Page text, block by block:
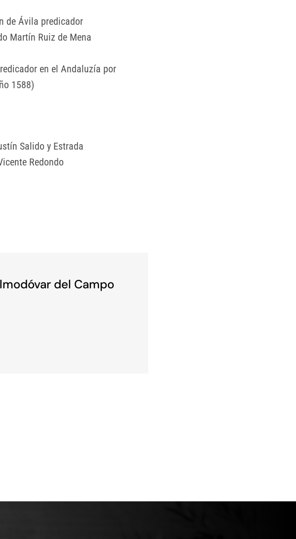
de Ávila predicador
Martín Ruiz de Mena
en el Andaluzía por
1588)
Salido y Estrada
Redondo
del Campo